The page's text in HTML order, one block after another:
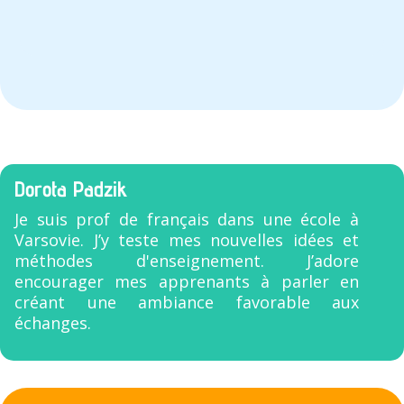
Dorota Padzik
Je suis prof de français dans une école à
Varsovie. J’y teste mes nouvelles idées et
méthodes d'enseignement. J’adore
encourager mes apprenants à parler en
créant une ambiance favorable aux
échanges.